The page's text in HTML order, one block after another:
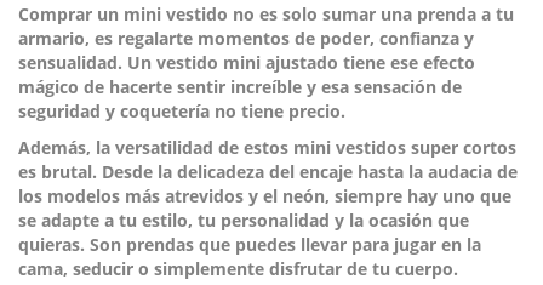
Comprar un mini vestido no es solo sumar una prenda a tu
armario, es regalarte momentos de poder, confianza y
sensualidad. Un vestido mini ajustado tiene ese efecto
mágico de hacerte sentir increíble y esa sensación de
seguridad y coquetería no tiene precio.
Además, la versatilidad de estos mini vestidos super cortos
es brutal. Desde la delicadeza del encaje hasta la audacia de
los modelos más atrevidos y el neón, siempre hay uno que
se adapte a tu estilo, tu personalidad y la ocasión que
quieras. Son prendas que puedes llevar para jugar en la
cama, seducir o simplemente disfrutar de tu cuerpo.